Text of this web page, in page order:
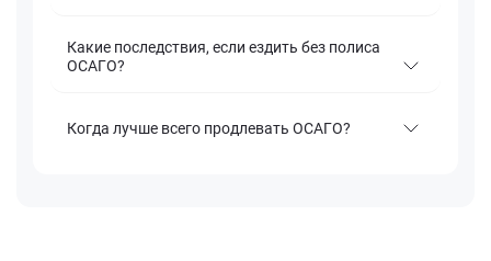
Какие последствия, если ездить без полиса
ОСАГО?
Когда лучше всего продлевать ОСАГО?